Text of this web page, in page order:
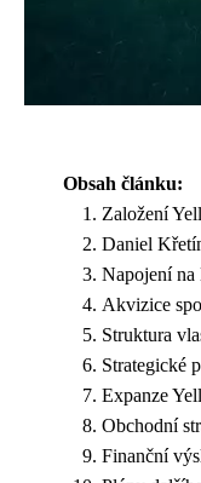
Obsah článku:
Založení
Daniel
Napojení
Akvizice
Struktura
Strategické
Expanze
Obchodní
Finanční